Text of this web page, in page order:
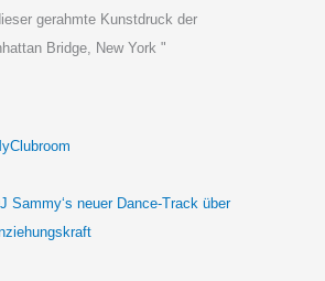
gerahmte Kunstdruck der
Bridge, New York "
Sammy‘s neuer Dance-Track über